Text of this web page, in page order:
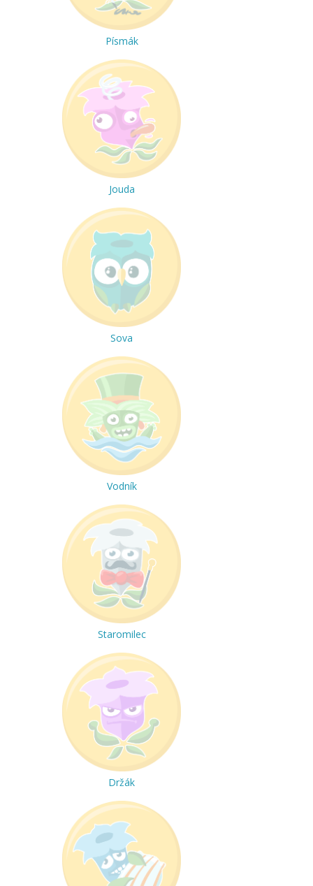
Písmák
Jouda
Sova
Vodník
Staromilec
Držák